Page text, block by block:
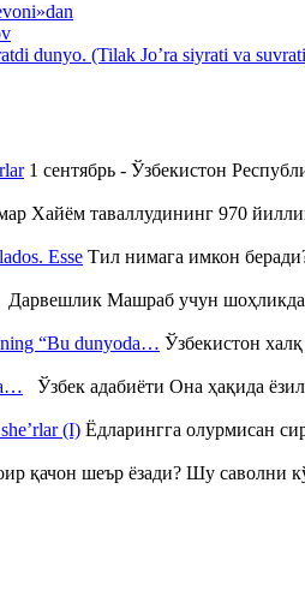
dunyo. (Tilak Jo’ra siyrati va
1 сентябрь - Ўзбекистон
Хайём таваллудининг 970
Esse Тил нимага имкон
Дарвешлик Машраб учун
“Bu dunyoda… Ўзбекистон
Ўзбек адабиёти Она ҳақида
(I) Ёдларингга олурмисан
қачон шеър ёзади? Шу саволни